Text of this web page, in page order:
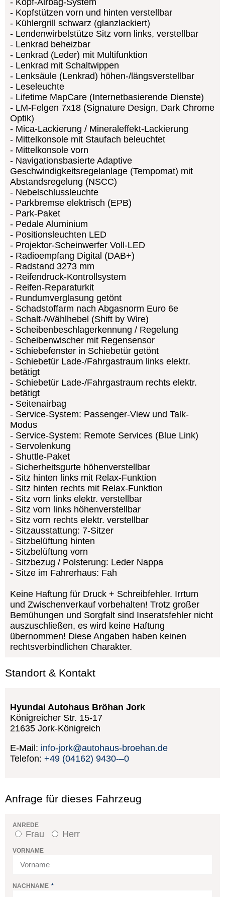
Standort & Kontakt
Hyundai Autohaus Bröhan Jork
Königreicher Str. 15-17
21635 Jork-Königreich
E-Mail: info-jork@autohaus-broehan.de
Telefon: +49 (04162) 9430-–0
Anfrage für dieses Fahrzeug
ANREDE
Frau Herr
VORNAME
NACHNAME
Kopf-Airbag-System
Kopfstützen vorn und hinten verstellbar
Kühlergrill schwarz (glanzlackiert)
Lendenwirbelstütze Sitz vorn links, verstellbar
Lenkrad beheizbar
Lenkrad (Leder) mit Multifunktion
Lenkrad mit Schaltwippen
Lenksäule (Lenkrad) höhen-/längsverstellbar
Leseleuchte
Lifetime MapCare (Internetbasierende Dienste)
LM-Felgen 7x18 (Signature Design, Dark Chrome
Optik)
Mica-Lackierung / Mineraleffekt-Lackierung
Mittelkonsole mit Staufach beleuchtet
Mittelkonsole vorn
Navigationsbasierte Adaptive
Geschwindigkeitsregelanlage (Tempomat) mit
Abstandsregelung (NSCC)
Nebelschlussleuchte
Parkbremse elektrisch (EPB)
Park-Paket
Pedale Aluminium
Positionsleuchten LED
Projektor-Scheinwerfer Voll-LED
Radioempfang Digital (DAB+)
Radstand 3273 mm
Reifendruck-Kontrollsystem
Reifen-Reparaturkit
Rundumverglasung getönt
Schadstoffarm nach Abgasnorm Euro 6e
Schalt-/Wählhebel (Shift by Wire)
Scheibenbeschlagerkennung / Regelung
Scheibenwischer mit Regensensor
Schiebefenster in Schiebetür getönt
Schiebetür Lade-/Fahrgastraum links elektr.
betätigt
Schiebetür Lade-/Fahrgastraum rechts elektr.
betätigt
Seitenairbag
Service-System: Passenger-View und Talk-
Modus
Service-System: Remote Services (Blue Link)
Servolenkung
Shuttle-Paket
Sicherheitsgurte höhenverstellbar
Sitz hinten links mit Relax-Funktion
Sitz hinten rechts mit Relax-Funktion
Sitz vorn links elektr. verstellbar
Sitz vorn links höhenverstellbar
Sitz vorn rechts elektr. verstellbar
Sitzausstattung: 7-Sitzer
Sitzbelüftung hinten
Sitzbelüftung vorn
Sitzbezug / Polsterung: Leder Nappa
Sitze im Fahrerhaus: Fah
Keine Haftung für Druck + Schreibfehler. Irrtum
und Zwischenverkauf vorbehalten! Trotz großer
Bemühungen und Sorgfalt sind Inseratsfehler nicht
auszuschließen, es wird keine Haftung
übernommen! Diese Angaben haben keinen
rechtsverbindlichen Charakter.